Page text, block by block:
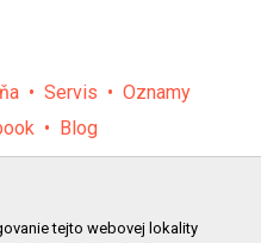
Servis
Oznamy
Blog
poukážky
Katalógy
tejto webovej lokality